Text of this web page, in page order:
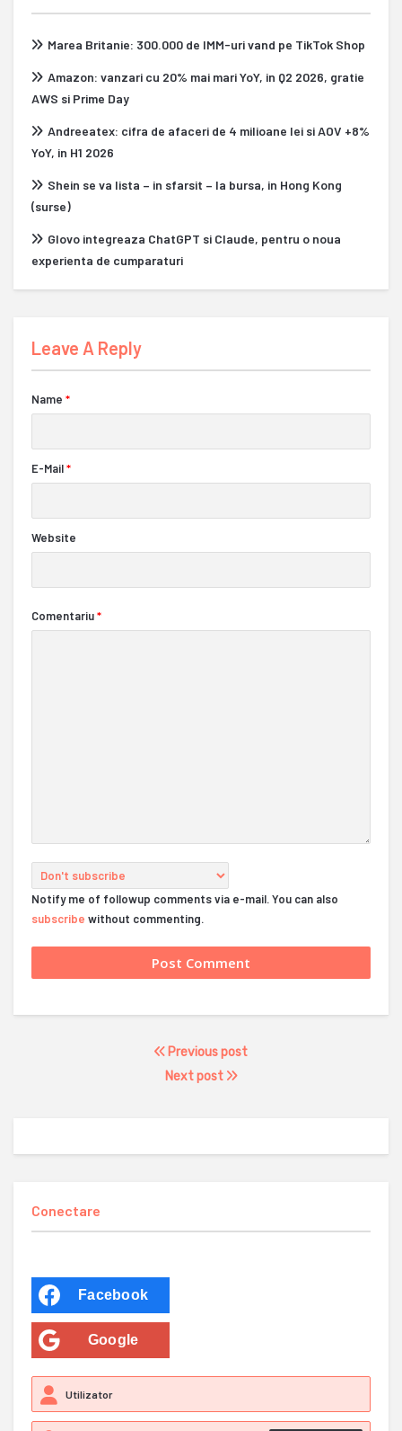
Marea Britanie: 300.000 de IMM-uri vand pe TikTok Shop
Amazon: vanzari cu 20% mai mari YoY, in Q2 2026, gratie
AWS si Prime Day
Andreeatex: cifra de afaceri de 4 milioane lei si AOV +8%
YoY, in H1 2026
Shein se va lista – in sfarsit – la bursa, in Hong Kong
(surse)
Glovo integreaza ChatGPT si Claude, pentru o noua
experienta de cumparaturi
Leave A Reply
Name *
E-Mail*
Website
Comentariu*
Notify me of followup comments via e-mail. You can also
subscribe without commenting.
Previous post
Next post
Conectare
Facebook
Google